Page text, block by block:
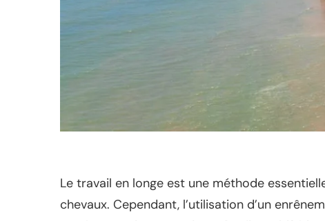
Le travail en longe est une méthode
chevaux. Cependant, l’utilisation d’un